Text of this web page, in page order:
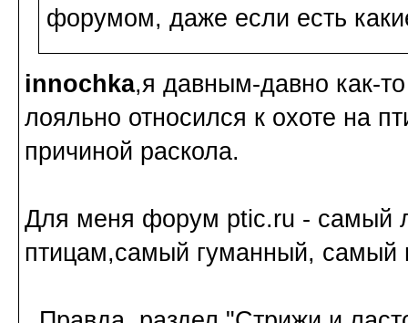
форумом, даже если есть
innochka,я давным-давно как-
лояльно относился к охоте на
причиной раскола.
Для меня форум ptic.ru - самый
птицам,самый гуманный, самый